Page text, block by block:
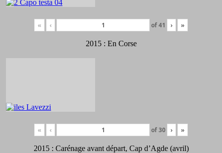
« ‹ of41 › »
2015 : En Corse
« ‹ of30 › »
2015 : Carénage avant départ, Cap d’Agde (avril)